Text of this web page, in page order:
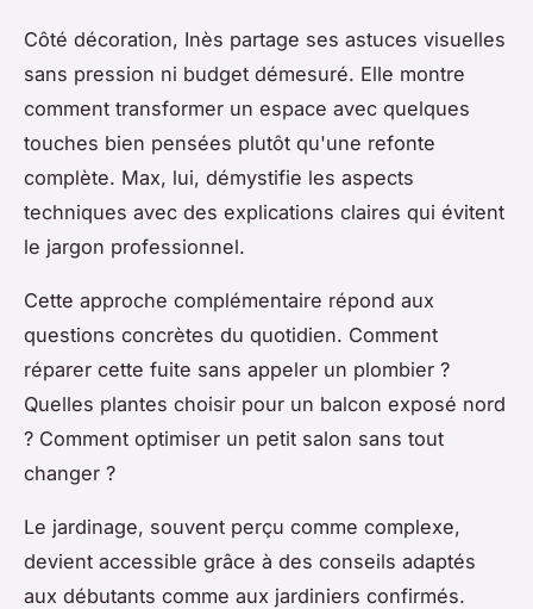
Côté décoration, Inès partage ses astuces visuelles
sans pression ni budget démesuré. Elle montre
comment transformer un espace avec quelques
touches bien pensées plutôt qu'une refonte
complète. Max, lui, démystifie les aspects
techniques avec des explications claires qui évitent
le jargon professionnel.
Cette approche complémentaire répond aux
questions concrètes du quotidien. Comment
réparer cette fuite sans appeler un plombier ?
Quelles plantes choisir pour un balcon exposé nord
? Comment optimiser un petit salon sans tout
changer ?
Le jardinage, souvent perçu comme complexe,
devient accessible grâce à des conseils adaptés
aux débutants comme aux jardiniers confirmés.